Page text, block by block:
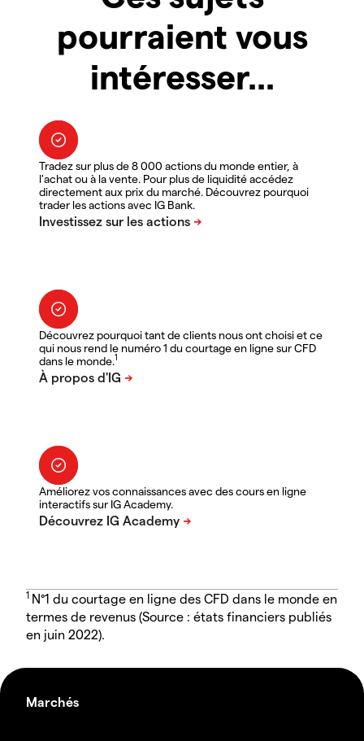
pourraient vous
intéresser...
Tradez sur plus de 8 000 actions du monde entier, à
l'achat ou à la vente. Pour plus de liquidité accédez
directement aux prix du marché. Découvrez pourquoi
trader les actions avec IG Bank.
Découvrez pourquoi tant de clients nous ont choisi et ce
qui nous rend le numéro 1 du courtage en ligne sur CFD
dans le monde.1
Améliorez vos connaissances avec des cours en ligne
interactifs sur IG Academy.
1 N°1 du courtage en ligne des CFD dans le monde en
termes de revenus (Source : états financiers publiés
en juin 2022).
Marchés